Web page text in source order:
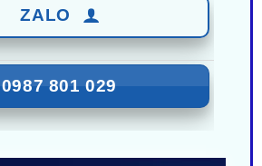
0987 801 029